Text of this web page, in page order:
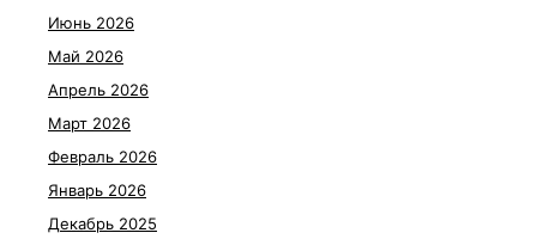
Июнь 2026
Май 2026
Апрель 2026
Март 2026
Февраль 2026
Январь 2026
Декабрь 2025